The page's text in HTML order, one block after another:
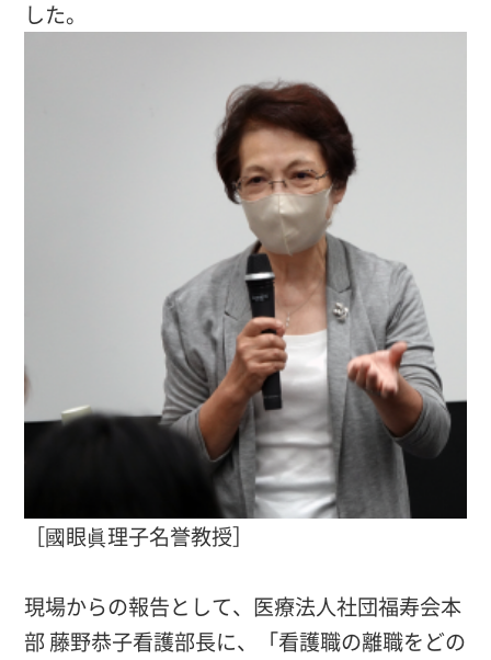
した。
［國眼眞理子名誉教授］
現場からの報告として、医療法人社団福寿会本
部 藤野恭子看護部長に、「看護職の離職をどの